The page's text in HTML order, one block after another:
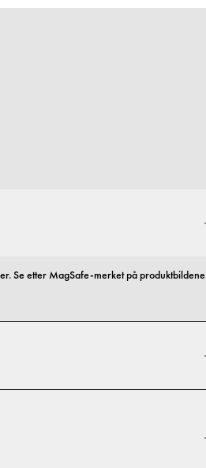
Se etter MagSafe-merket på produktbildene